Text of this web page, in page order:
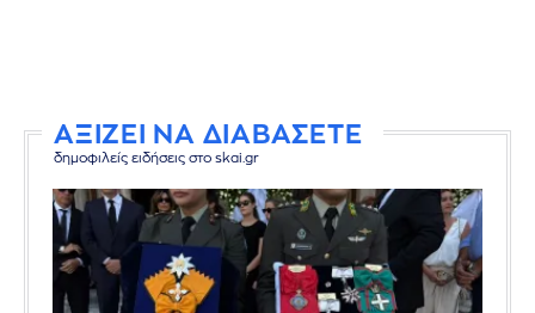
ΑΞΙΖΕΙ ΝΑ ΔΙΑΒΑΣΕΤΕ
δημοφιλείς ειδήσεις στο skai.gr